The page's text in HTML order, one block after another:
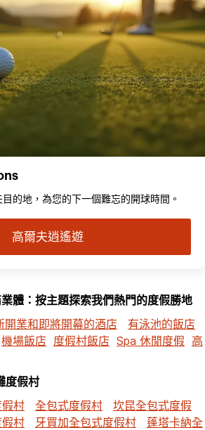
的地，為您的下一個難忘的開球時間。
高爾夫逍遙遊
體：按主題探索我們熱門的度假勝地
開業和即將開幕的酒店
有泳池的飯店
機場飯店 度假村飯店 Spa 休閒度假 高
度假村
村 全包式度假村
坎昆全包式度假
村 牙買加全包式度假村
蓬塔卡納全